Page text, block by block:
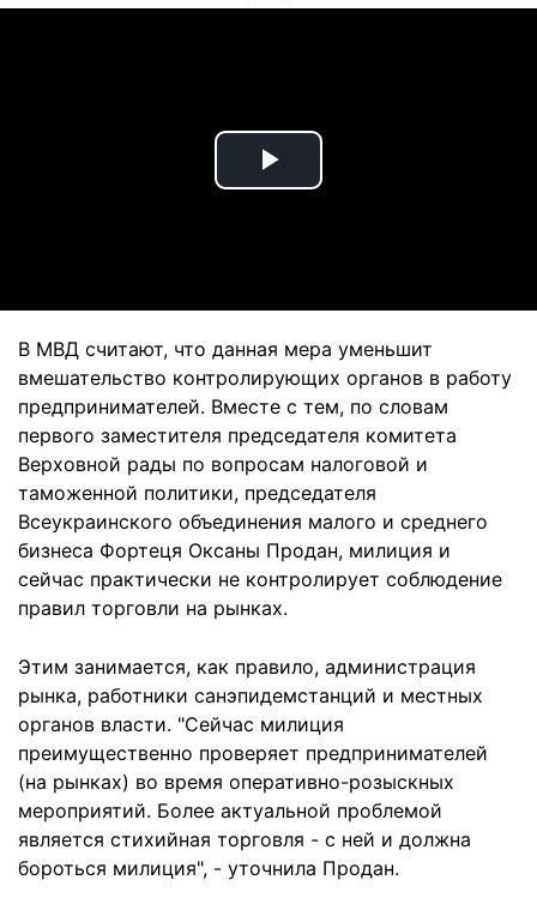
Play
В МВД считают, что данная мера уменьшит
вмешательство контролирующих органов в работу
предпринимателей. Вместе с тем, по словам
первого заместителя председателя комитета
Верховной рады по вопросам налоговой и
таможенной политики, председателя
Всеукраинского объединения малого и среднего
бизнеса Фортеця Оксаны Продан, милиция и
сейчас практически не контролирует соблюдение
правил торговли на рынках.
Этим занимается, как правило, администрация
рынка, работники санэпидемстанций и местных
органов власти. "Сейчас милиция
преимущественно проверяет предпринимателей
(на рынках) во время оперативно-розыскных
мероприятий. Более актуальной проблемой
является стихийная торговля - с ней и должна
бороться милиция", - уточнила Продан.